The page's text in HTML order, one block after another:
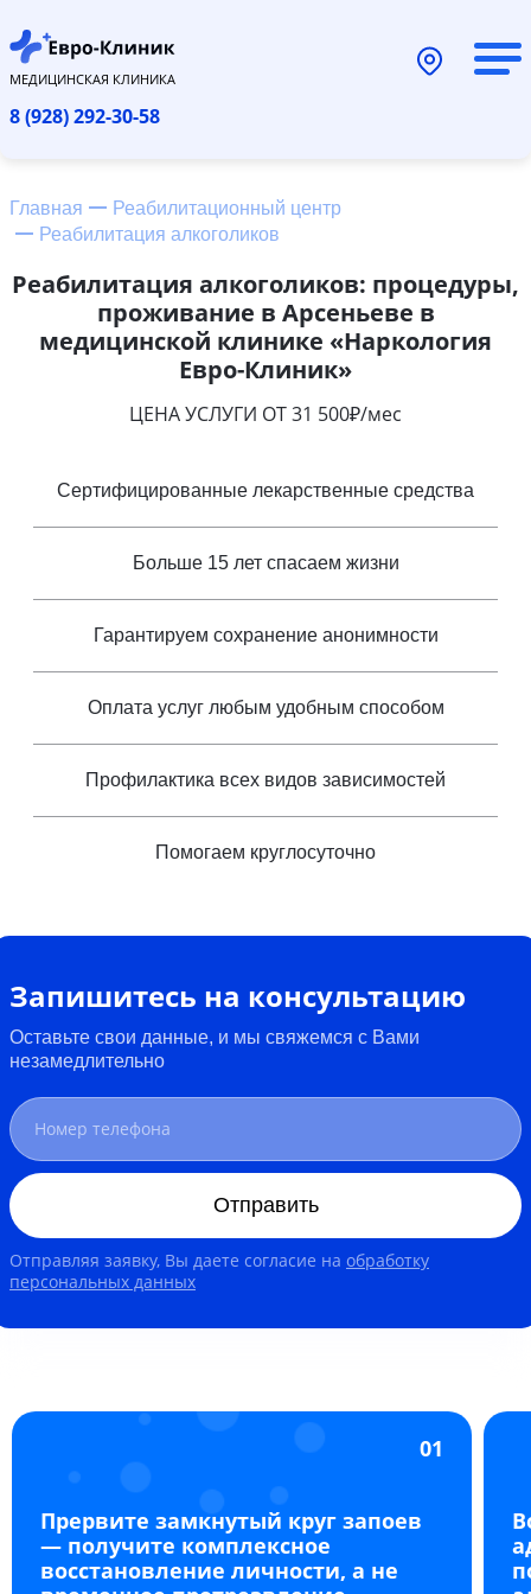
МЕДИЦИНСКАЯ КЛИНИКА
8 (928) 292-30-58
Главная
Реабилитационный центр
Реабилитация алкоголиков
Реабилитация алкоголиков: процедуры,
проживание в Арсеньеве в
медицинской клинике «Наркология
Евро-Клиник»
ЦЕНА УСЛУГИ ОТ 31 500₽/мес
Сертифицированные лекарственные средства
Больше 15 лет спасаем жизни
Гарантируем сохранение анонимности
Оплата услуг любым удобным способом
Профилактика всех видов зависимостей
Помогаем круглосуточно
Запишитесь на консультацию
Оставьте свои данные, и мы свяжемся с Вами
незамедлительно
Отправить
Отправляя заявку, Вы даете согласие на обработку
персональных данных
01
Прервите замкнутый круг запоев
— получите комплексное
восстановление личности, а не